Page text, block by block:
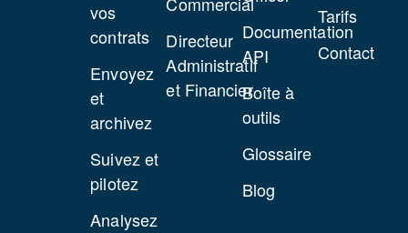
vos
contrats
Envoyez
et
archivez
Suivez et
pilotez
Analysez
Directeur
Administratif
et Financier
Documentation
API
Boîte à
outils
Glossaire
Blog
Tarifs
Contact